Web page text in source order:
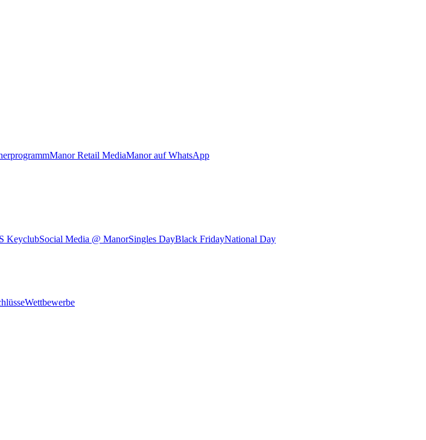
Manor Retail MediaManor auf WhatsApp
KeyclubSocial Media @ ManorSingles DayBlack FridayNational Day
Wettbewerbe